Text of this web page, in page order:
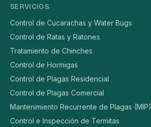
SERVICIOS
Control de Cucarachas y Water Bugs
Control de Ratas y Ratones
Tratamiento de Chinches
Control de Hormigas
Control de Plagas Residencial
Control de Plagas Comercial
Mantenimiento Recurrente de Plagas (MIP)
Control e Inspección de Termitas